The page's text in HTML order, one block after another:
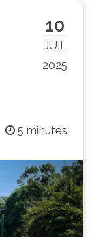
10
JUIL
2025
5 minutes